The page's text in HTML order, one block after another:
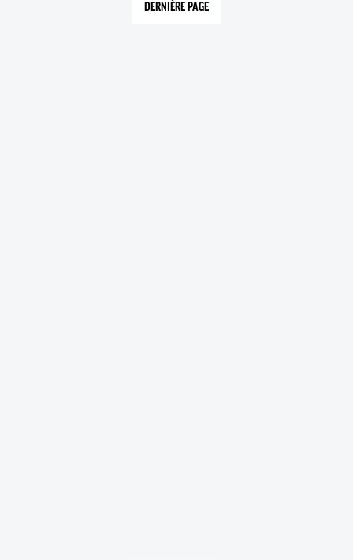
DERNIÈRE PAGE
1089